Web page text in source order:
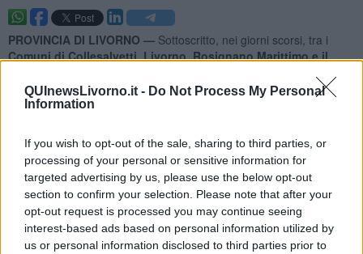
QUInewsLivorno.it - Do Not Process My Personal
Information
If you wish to opt-out of the sale, sharing to third parties, or
processing of your personal or sensitive information for
targeted advertising by us, please use the below opt-out
section to confirm your selection. Please note that after your
opt-out request is processed you may continue seeing
interest-based ads based on personal information utilized by
us or personal information disclosed to third parties prior to
PROVINCIA DI LIVORNO — Sottoscritto, nei giorni scorsi, tra i
Comuni di Collesalvetti, Livorno, Rosignano Marittimo e il
collaborazione per la valorizzazione dellarete Sentieristica dei
Monti Livornesi
visto, tra gli altri, la pubblicazione dellaCartina della Sentieristica
diffusa nelle scuole della provinciae a disposizione di tutti gli
escursionisti interessati a conoscere più da vicino questa
importante parte di territorio.